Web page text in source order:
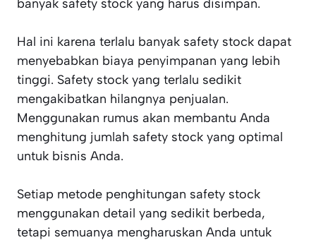
banyak safety stock yang harus disimpan.
Hal ini karena terlalu banyak safety stock dapat
menyebabkan biaya penyimpanan yang lebih
tinggi. Safety stock yang terlalu sedikit
mengakibatkan hilangnya penjualan.
Menggunakan rumus akan membantu Anda
menghitung jumlah safety stock yang optimal
untuk bisnis Anda.
Setiap metode penghitungan safety stock
menggunakan detail yang sedikit berbeda,
tetapi semuanya mengharuskan Anda untuk